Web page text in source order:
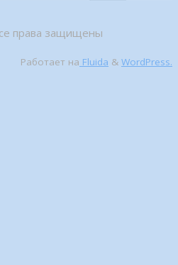
права защищены
Работает на Fluida & WordPress.